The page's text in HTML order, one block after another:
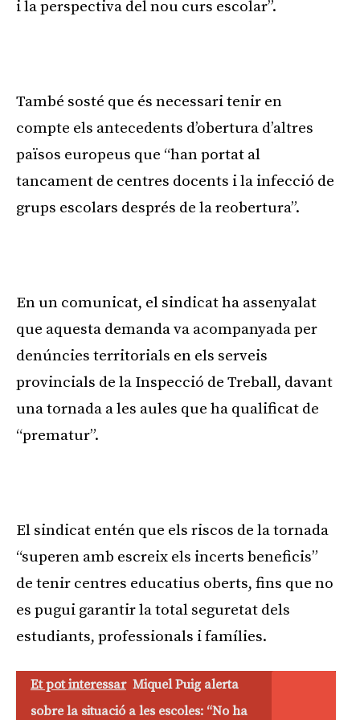
i la perspectiva del nou curs escolar”.
També sosté que és necessari tenir en
compte els antecedents d’obertura d’altres
països europeus que “han portat al
tancament de centres docents i la infecció de
grups escolars després de la reobertura”.
En un comunicat, el sindicat ha assenyalat
que aquesta demanda va acompanyada per
denúncies territorials en els serveis
provincials de la Inspecció de Treball, davant
una tornada a les aules que ha qualificat de
“prematur”.
El sindicat entén que els riscos de la tornada
“superen amb escreix els incerts beneficis”
de tenir centres educatius oberts, fins que no
es pugui garantir la total seguretat dels
estudiants, professionals i famílies.
Et pot interessar Miquel Puig alerta
sobre la situació a les escoles: “No ha